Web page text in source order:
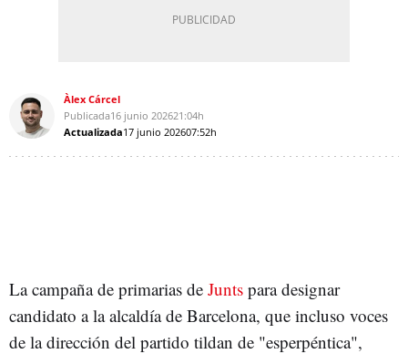
Àlex Cárcel
Publicada16 junio 202621:04h
Actualizada17 junio 202607:52h
La campaña de primarias de Junts para designar
candidato a la alcaldía de Barcelona, que incluso voces
de la dirección del partido tildan de "esperpéntica",